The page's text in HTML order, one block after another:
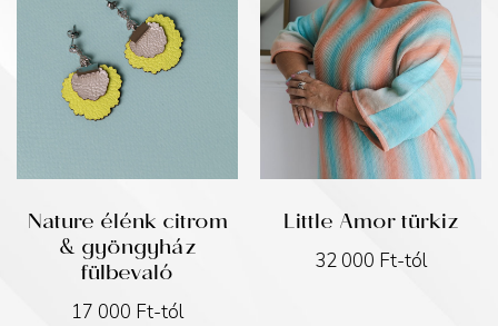
Nature élénk citrom
& gyöngyház
fülbevaló
17 000 Ft-tól
Little Amor türkiz
32 000 Ft-tól